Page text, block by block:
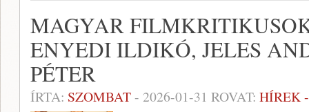
MAGYAR
ENYEDI ILDIKÓ, JELES
PÉTER
ÍRTA: SZOMBAT- 2026-01-31 ROVAT: HÍREK